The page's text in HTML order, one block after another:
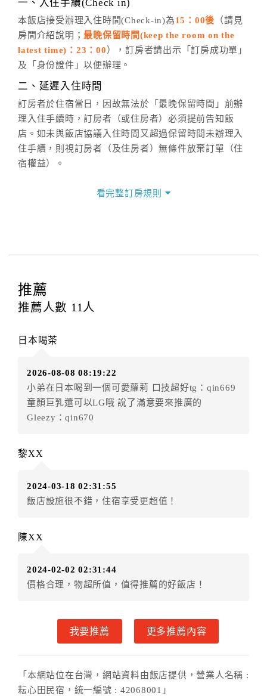
五、客服時間
週一至週日，上午9:00～晚上6:00
六、聯絡方式
(07)9682715 。
一、入住手續(Check in)
本飯店接受辦理入住時間(Check-in)為15：00後 （請見
房間介紹說明；最晚保留時間(keep the room on the
latest time)：23：00 ），訂房者請出示「訂房成功單」
及「身份證件」以便辦理。
二、延遲入住時間
訂房者於住宿當日，因故無法於「最晚保留時間」前辦
理入住手續時，訂房者（或住房者）必須提前告知飯
店。如未與飯店協議入住時間又超過保留時間未辦理入
住手續，則視訂房者（及住房者）無條件放棄訂單（住
宿權益）。
四、訂單異動
提出申辦不得異動訂單。
每筆訂單異動限定
辦理取消退款。
房者應補足差額。（限原訂飯店）
房者不得要求退其差額。（限原訂飯店）
五、保留住宿權益(保留住房)
．訂房者因故辦理訂單異動，本飯店可接受
．訂房者使用「保留住宿金額」時，請注意！為避免飯
件放棄訂單（住宿權益）。 （限原訂飯店使用）
．每筆訂單異動限定乙次，限原訂飯店，異動完成後不
．訂單異動後，訂單費用總計大於原訂單費用總計時，
訂房者不得要求退其差額。限原訂飯店
◎住房日14天前辦理者，訂單費用扣除總計0%為手續費
◎住房日7天前辦理者，訂單費用扣除總計25%為手續費
◎住房日當日辦理者，訂單費用扣除總計100%為手續費
◎住房日當日不得辦理。
看完整訂房規則
推薦
推薦人數 11 人
日本喝茶
2026-08-08 08:19:22
小弟在日本喝到一個可愛蘿莉 口技超好tg：qin669
童顏巨乳還可以LG哦 說了滿意要來推廣的
Gleezy：qin670
黎XX
2024-03-18 02:31:55
飯店設施很不錯，住宿享受更超值！
陳XX
2024-02-02 02:31:44
價格合理，物超所值，值得推薦的好飯店！
我要推薦 更多推薦內容
「本網站位在台灣，網站資料由飯店提供，營業人名稱 :
耘心田民宿，統一編號 : 42068001」